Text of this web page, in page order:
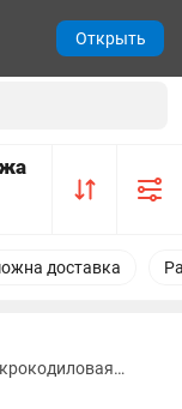
доставка
Куртка ZILLI Люкс крокодиловая кожа
Открыть